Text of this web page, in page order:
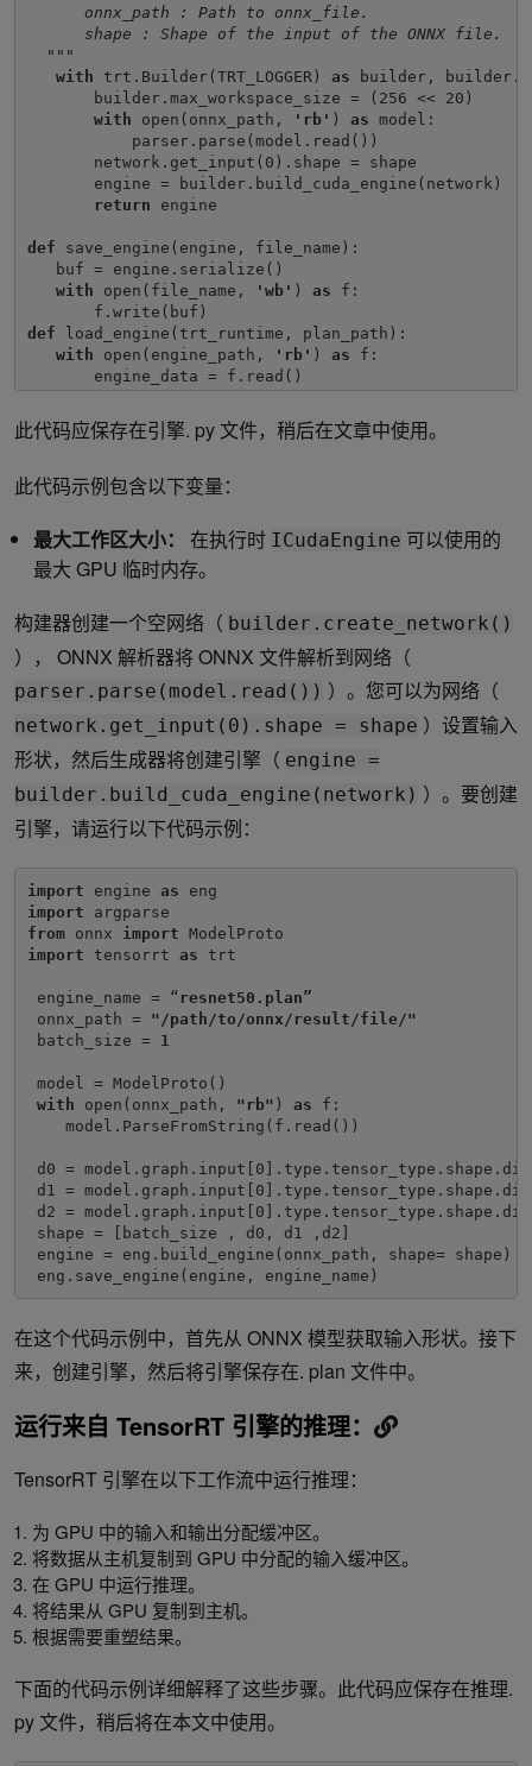
onnx_path : Path to onnx_file.
shape : Shape of the input of the ONNX file.
"""
with trt.Builder(TRT_LOGGER) as
builder,
builder.max_workspace_size = (256 << 20)
with open(onnx_path, 'rb' ) as model:
parser.parse(model.read())
network.get_input(0).shape = shape
engine = builder.build_cuda_engine(network)
return engine
def save_engine(engine, file_name):
buf = engine.serialize()
with open(file_name, 'wb' ) as f:
def load_engine(trt_runtime, plan_path):
with open(engine_path, 'rb' ) as f:
engine_data = f.read()
engine =
return
engine
此代码应保存在引擎. py 文件，稍后在文章中使用。
此代码示例包含以下变量：
最大工作区大小：
在执行时 ICudaEngine 可以使用的
最大 GPU 临时内存。
构建器创建一个空网络（ builder.create_network()
）， ONNX 解析器将 ONNX 文件解析到网络（
parser.parse(model.read()) ）。您可以为网络（
network.get_input(0).shape = shape ）设置输入
形状，然后生成器将创建引擎（ engine =
builder.build_cuda_engine(network) ）。要创建
引擎，请运行以下代码示例：
import engine as
import
from onnx import
import tensorrt as trt
engine_name = “ resnet50.plan”
onnx_path = "/path/to/onnx/result/file/"
batch_size = 1
model = ModelProto()
with open(onnx_path, "rb" ) as f:
model.ParseFromString(f.read())
d0 =
d1 =
d2 =
shape = [batch_size , d0, d1 ,d2]
engine = eng.build_engine(onnx_path, shape= shape)
eng.save_engine(engine, engine_name)
在这个代码示例中，首先从 ONNX 模型获取输入形状。接下
来，创建引擎，然后将引擎保存在. plan 文件中。
运行来自 TensorRT 引擎的推理：
TensorRT 引擎在以下工作流中运行推理：
为 GPU 中的输入和输出分配缓冲区。
将数据从主机复制到 GPU 中分配的输入缓冲区。
在 GPU 中运行推理。
将结果从 GPU 复制到主机。
根据需要重塑结果。
下面的代码示例详细解释了这些步骤。此代码应保存在推理.
py 文件，稍后将在本文中使用。